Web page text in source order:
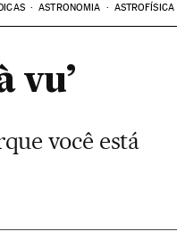
ASTRONOMIA ASTROFÍSICA
vu’
você está